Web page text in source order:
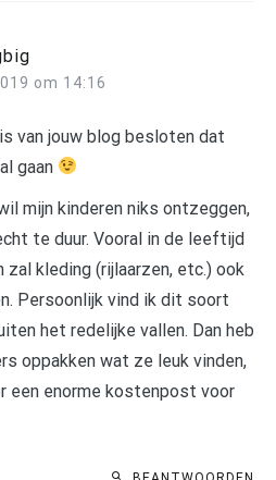
om 14:16
van jouw blog besloten dat
gaan
mijn kinderen niks ontzeggen,
te duur. Vooral in de leeftijd
kleding (rijlaarzen, etc.) ook
Persoonlijk vind ik dit soort
het redelijke vallen. Dan heb
oppakken wat ze leuk vinden,
een enorme kostenpost voor